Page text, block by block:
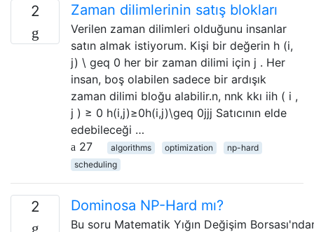
2 Zaman dilimlerinin satış blokları
Verilen zaman dilimleri olduğunu insanlar
satın almak istiyorum. Kişi bir değerin h (i,
j) \ geq 0 her bir zaman dilimi için j . Her
insan, boş olabilen sadece bir ardışık
zaman dilimi bloğu alabilir.n, nnk kkı iih ( i ,
j ) ≥ 0 h(i,j)≥0h(i,j)\geq 0jjj Satıcının elde
edebileceği …
27
algorithms optimization
np-hard
scheduling
2 Dominosa NP-Hard mı?
Bu soru Matematik Yığın Değişim